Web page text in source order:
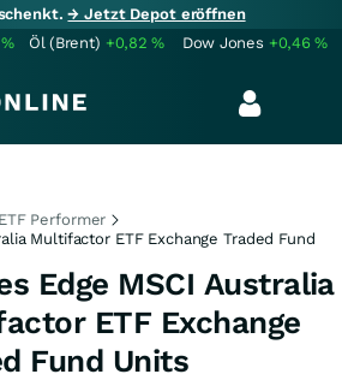
→ Jetzt Depot eröffnen
% Öl (Brent) +0,82% Dow Jones +0,46%
Performer
Multifactor ETF Exchange Traded Fund
Edge MSCI Australia
ETF Exchange
Fund Units